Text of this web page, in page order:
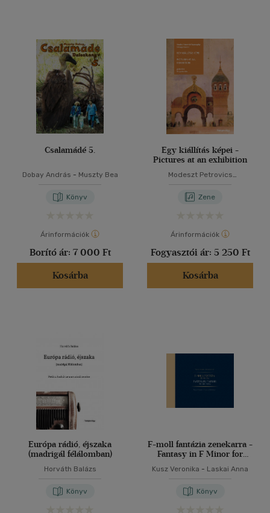
Csalamádé 5.
Dobay András - Muszty Bea
Könyv
Árinformációk
Borító ár: 7 000 Ft
Kosárba
Egy kiállítás képei -
Pictures at an exhibition
Modeszt Petrovics
Sándor
Zene
Árinformációk
Fogyasztói ár: 5 250 Ft
Kosárba
Európa rádió, éjszaka
(madrigál félálomban)
Horváth Balázs
Könyv
F-moll fantázia zenekarra -
Fantasy in F Minor for
Kusz Veronika - Laskai Anna
Könyv